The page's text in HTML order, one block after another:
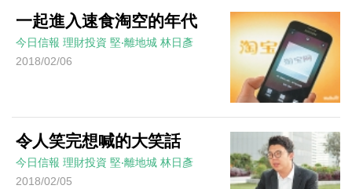
一起進入速食淘空的年代
今日信報 理財投資 堅‧離地城 林日彥
2018/02/06
令人笑完想喊的大笑話
今日信報 理財投資 堅‧離地城 林日彥
2018/02/05